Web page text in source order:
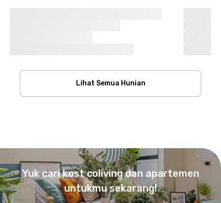
Lihat Semua Hunian
Yuk cari kost coliving dan apartemen
untukmu sekarang!